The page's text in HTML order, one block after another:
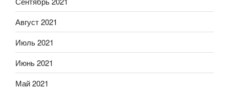
Август 2021
Июль 2021
Июнь 2021
Май 2021